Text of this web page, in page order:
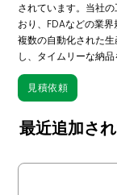
されています。当社
おり、FDAなどの業
複数の自動化された
し、タイムリーな納
見積依頼
最近追加さ